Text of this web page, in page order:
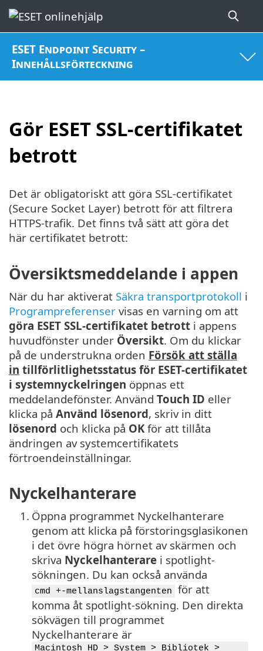
ESET Endpoint Security –
Innehållsförteckning
Gör ESET SSL-certifikatet
betrott
Det är obligatoriskt att göra SSL-certifikatet
(Secure Socket Layer) betrott för att filtrera
HTTPS-trafik. Det finns två sätt att göra det
här certifikatet betrott:
Översiktsmeddelande i appen
När du har aktiverat Säkra transportprotokoll i
Programpreferenser visas en varning om att
göra ESET SSL-certifikatet betrott i appens
huvudfönster under Översikt. Om du klickar
på de understrukna orden Försök att ställa
in tillförlitlighetsstatus för ESET-certifikatet
i systemnyckelringen öppnas ett
meddelandefönster. Använd Touch ID eller
klicka på Använd lösenord, skriv in ditt
lösenord och klicka på OK för att tillåta
ändringen av systemcertifikatets
förtroendeinställningar.
Nyckelhanterare
1. Öppna programmet Nyckelhanterare
genom att klicka på förstoringsglasikonen
i det övre högra hörnet av skärmen och
skriva Nyckelhanterare i spotlight-
sökningen. Du kan också använda
cmd +-mellanslagstangenten
för att
komma åt spotlight-sökning. Den direkta
sökvägen till programmet
Nyckelhanterare är
Macintosh HD > System > Bibliotek >